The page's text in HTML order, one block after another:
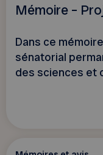
Mémoire –
Dans ce
sénatorial
des sciences et